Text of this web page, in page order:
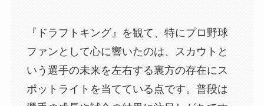
『ドラフトキング』を観て、特にプロ野球
ファンとして心に響いたのは、スカウトと
いう選手の未来を左右する裏方の存在にス
ポットライトを当てている点です。普段は